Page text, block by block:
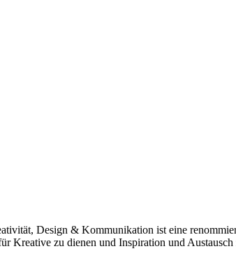
Design & Kommunikation ist eine
Kreative zu dienen und Inspiration und